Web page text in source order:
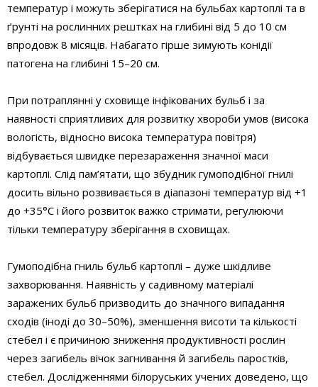
температур і можуть зберігатися на бульбах картоплі та в
ґрунті на рослинних рештках на глибині від 5 до 10 см
впродовж 8 місяців. Набагато гірше зимують конідії
патогена на глибині 15–20 см.
При потраплянні у сховище інфікованих бульб і за
наявності сприятливих для розвитку хвороби умов (висока
вологість, відносно висока температура повітря)
відбувається швидке перезараження значної маси
картоплі. Слід пам’ятати, що збудник гумоподібної гнилі
досить вільно розвивається в діапазоні температур від +1
до +35°С і його розвиток важко стримати, регулюючи
тільки температуру зберігання в сховищах.
Гумоподібна гниль бульб картоплі – дуже шкідливе
захворювання. Наявність у садивному матеріалі
заражених бульб призводить до значного випадання
сходів (іноді до 30–50%), зменшення висоти та кількості
стебел і є причиною зниження продуктивності рослин
через загибель вічок загнивання й загибель паростків,
стебел. Дослідженнями білоруських учених доведено, що